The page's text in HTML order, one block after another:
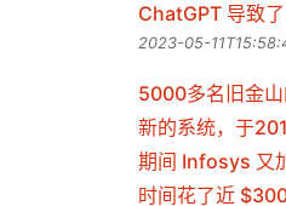
ChatGPT 导致
2023-05-
5000多名旧金
新的系统，于
期间 Infosys 又
时间花了近